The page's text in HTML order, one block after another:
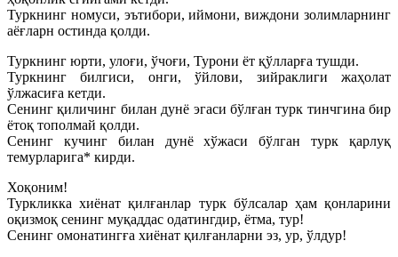
Туркнинг номуси, эътибори, иймони, виждони золимларнинг
аёғларн остинда қолди.
Туркнинг юрти, улоғи, ўчоғи, Турони ёт қўлларға тушди.
Туркнинг билгиси, онги, ўйлови, зийраклиги жаҳолат
ўлжасиға кетди.
Сенинг қиличинг билан дунё эгаси бўлған турк тинчгина бир
ётоқ тополмай қолди.
Сенинг кучинг билан дунё хўжаси бўлган турк қарлуқ
темурларига* кирди.
Хоқоним!
Туркликка хиёнат қилғанлар турк бўлсалар ҳам қонларини
оқизмоқ сенинг муқаддас одатингдир, ётма, тур!
Сенинг омонатингға хиёнат қилғанларни эз, ур, ўлдур!